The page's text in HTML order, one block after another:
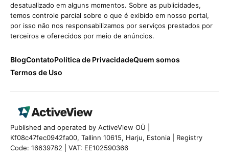
App
Classificação:
★★★★★
desatualizado em alguns momentos. Sobre as publicidades,
temos controle parcial sobre o que é exibido em nosso portal,
por isso não nos responsabilizamos por serviços prestados por
terceiros e oferecidos por meio de anúncios.
BlogContatoPolítica de PrivacidadeQuem somos
Termos de Uso
Published and operated by ActiveView OÜ |
Kf08c47fec0942fa00, Tallinn 10615, Harju, Estonia | Registry
Code: 16639782 | VAT: EE102590366